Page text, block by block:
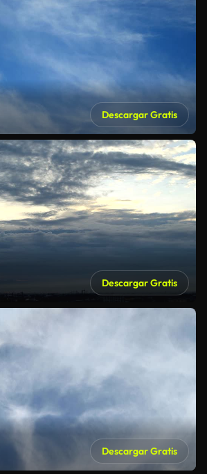
Descargar Gratis
Descargar Gratis
Descargar Gratis